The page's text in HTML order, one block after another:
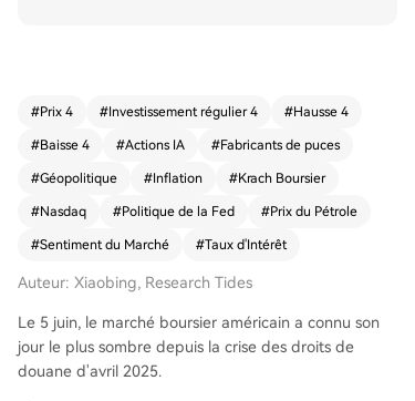
rieures aux attentes, ont ébranlé le récit d'une cr
e artificielle, déclenchant une vente massive dan
s tout le secteur. Deuxièmement, le rapport sur
que prévu (172 000 créations), a fait grimper les
rendements obligataires. Les marchés anticipent
désormais une probabilité accrue que la Fed rel
ève ses taux, comprimant la valorisation des acti
ons technologiques à forte croissance. Troisième
ment, l'ombre persistante de la guerre en Iran et
des prix du pétrole élevés (au-dessus de 90 doll
#Prix 4 #Investissement régulier 4 #Hausse 4
#Baisse 4 #Actions IA #Fabricants de puces
#Géopolitique #Inflation #Krach Boursier
#Nasdaq #Politique de la Fed #Prix du Pétrole
#Sentiment du Marché #Taux d'Intérêt
Auteur: Xiaobing, Research Tides
Le 5 juin, le marché boursier américain a connu son
jour le plus sombre depuis la crise des droits de
douane d'avril 2025.